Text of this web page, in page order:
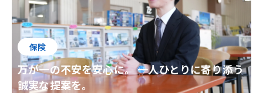
保険
万が一の不安を安心に。 一人ひとりに寄り添う
誠実な提案を。